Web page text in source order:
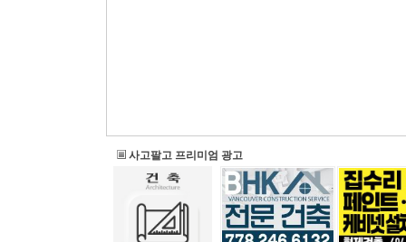
사고팔고 프리미엄 광고